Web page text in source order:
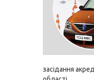
засідання